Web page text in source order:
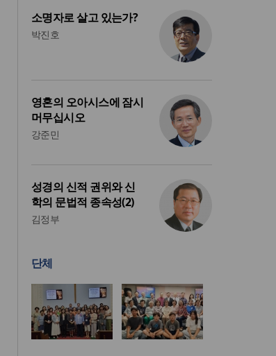
소명자로 살고 있는가?
박진호
영혼의 오아시스에 잠시
머무십시오
강준민
성경의 신적 권위와 신
학의 문법적 종속성(2)
김정부
단체